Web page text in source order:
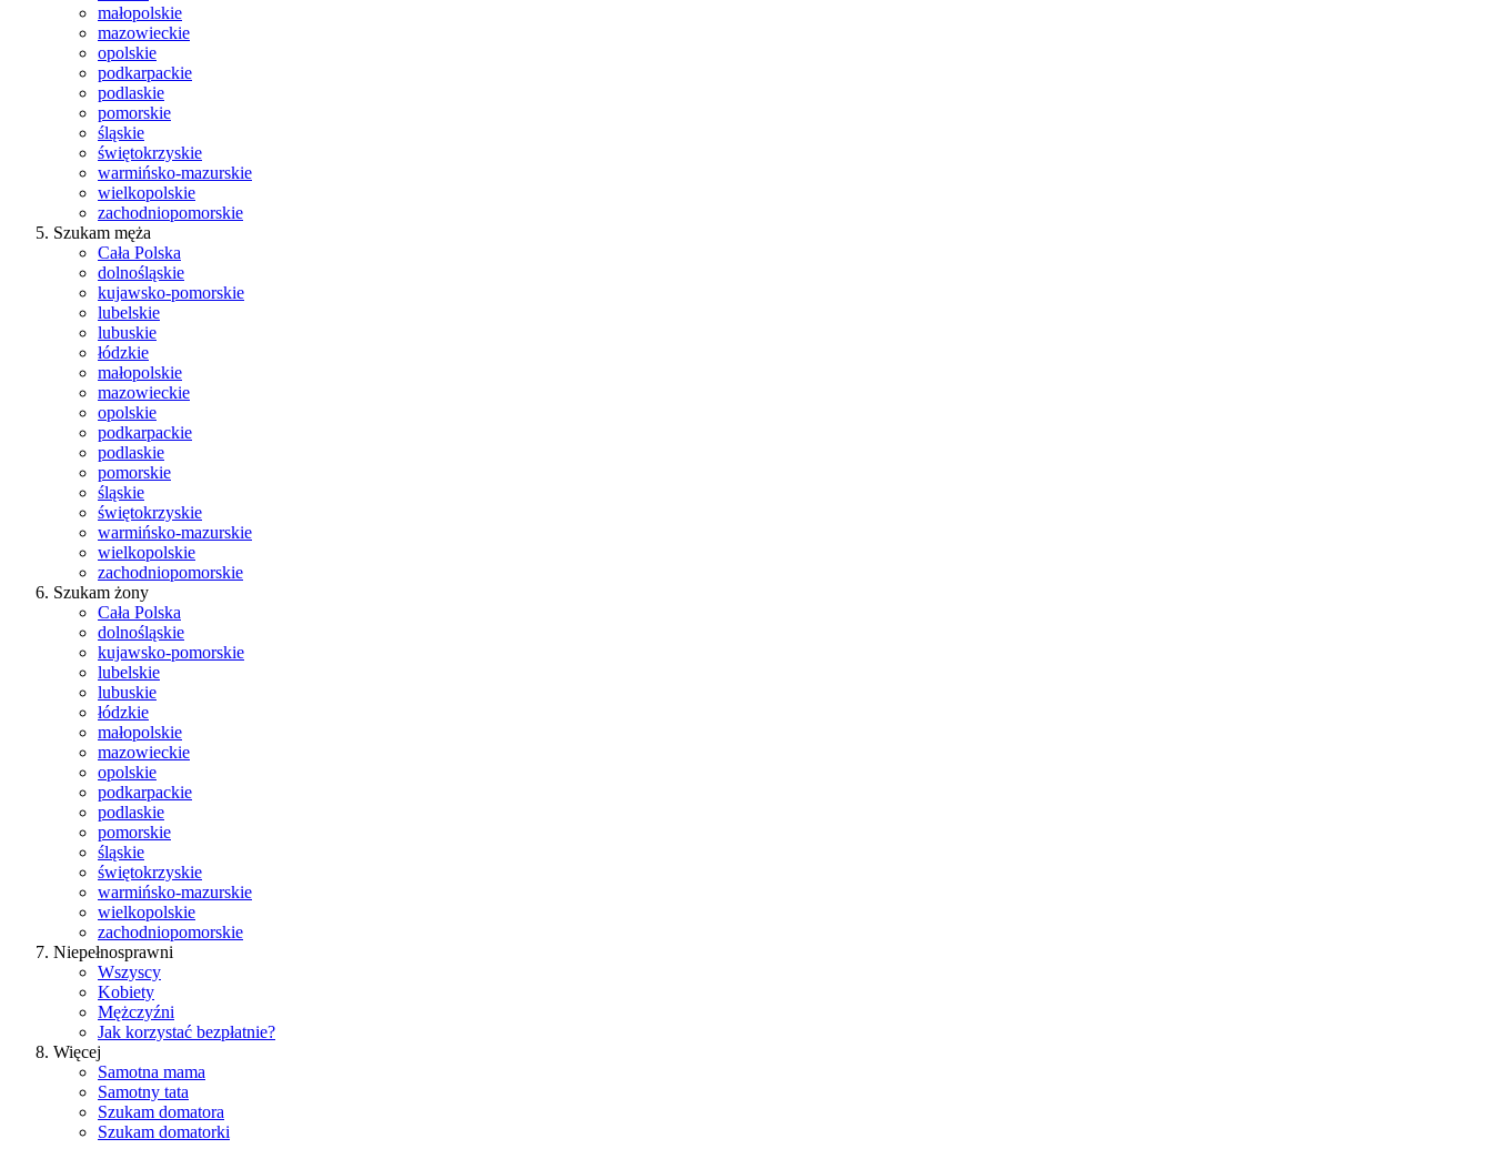
małopolskie
mazowieckie
opolskie
podkarpackie
podlaskie
pomorskie
śląskie
świętokrzyskie
warmińsko-mazurskie
wielkopolskie
zachodniopomorskie
Szukam męża
Cała Polska
dolnośląskie
kujawsko-pomorskie
lubelskie
lubuskie
łódzkie
małopolskie
mazowieckie
opolskie
podkarpackie
podlaskie
pomorskie
śląskie
świętokrzyskie
warmińsko-mazurskie
wielkopolskie
zachodniopomorskie
Szukam żony
Cała Polska
dolnośląskie
kujawsko-pomorskie
lubelskie
lubuskie
łódzkie
małopolskie
mazowieckie
opolskie
podkarpackie
podlaskie
pomorskie
śląskie
świętokrzyskie
warmińsko-mazurskie
wielkopolskie
zachodniopomorskie
Niepełnosprawni
Wszyscy
Kobiety
Mężczyźni
Jak korzystać bezpłatnie?
Więcej
Samotna mama
Samotny tata
Szukam domatora
Szukam domatorki